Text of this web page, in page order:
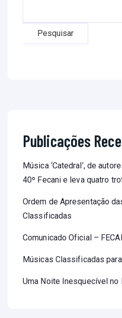
Pesquisar
Publicações
Música ‘Catedral’, de
40º Fecani e leva quatro
Ordem de Apresentação
Classificadas
Comunicado Oficial –
Músicas Classificadas
Uma Noite Inesquecível no